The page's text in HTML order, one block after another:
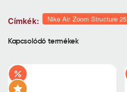
Címkék: Nike Air Zoom Structure 25
Kapcsolódó termékek